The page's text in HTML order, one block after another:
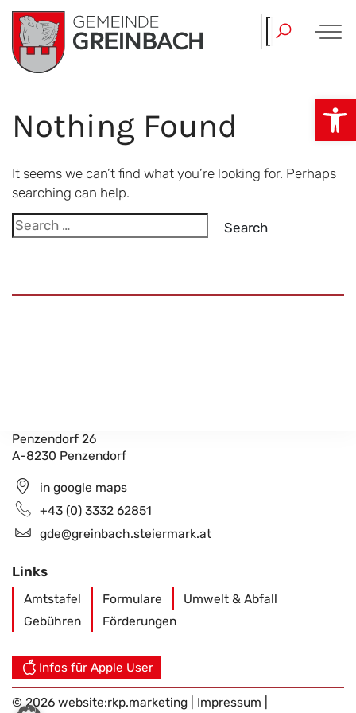
Skip
…Haustechnik.
Nothing Found
It seems we can’t find what you’re looking for. Perhaps
searching can help.
Search
Penzendorf 26
A-8230 Penzendorf
in google maps
+43 (0) 3332 62851
gde@greinbach.steiermark.at
Links
Amtstafel Formulare
Umwelt & Abfall
Gebühren
Förderungen
Infos für Apple User
© 2026 website:rkp.marketing Impressum